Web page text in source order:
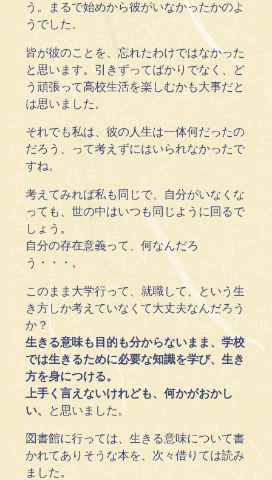
う。まるで始めから彼がいなかったかのよ
うでした。
皆が彼のことを、忘れたわけではなかった
と思います。引きずってばかりでなく、ど
う頑張って高校生活を楽しむかも大事だと
は思いました。
それでも私は、彼の人生は一体何だったの
だろう、って考えずにはいられなかったで
すね。
考えてみれば私も同じで、自分がいなくな
っても、世の中はいつも同じように回るで
しょう。
自分の存在意義って、何なんだろ
う・・・。
このまま大学行って、就職して、という生
き方しか考えていなくて大丈夫なんだろう
か？
生きる意味も目的も分からないまま、学校
では生きるために必要な知識を学び、生き
方を身につける。
上手く言えないけれども、何かがおかし
い、
と思いました。
図書館に行っては、生きる意味について書
かれてありそうな本を、次々借りては読み
ました。